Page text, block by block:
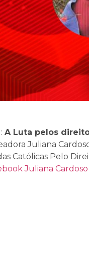
A Luta pelos
Juliana
Católicas Pelo
Juliana Cardoso